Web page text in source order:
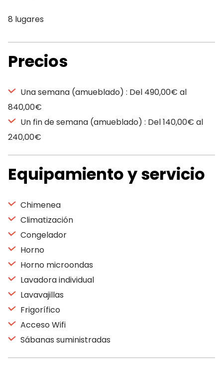
8 lugares
Precios
Una semana (amueblado) : Del 490,00€ al
840,00€
Un fin de semana (amueblado) : Del 140,00€ al
240,00€
Equipamiento y servicio
Chimenea
Climatización
Congelador
Horno
Horno microondas
Lavadora individual
Lavavajillas
Frigorífico
Acceso Wifi
Sábanas suministradas